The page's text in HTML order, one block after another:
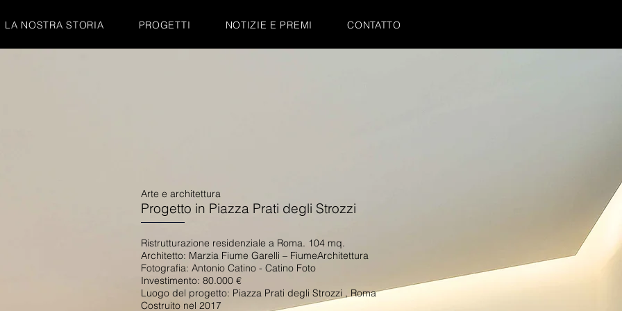
LA NOSTRA STORIA PROGETTI NOTIZIE E PREMI CONTATTO
Arte e architettura
Progetto in Piazza Prati degli Strozzi
Ristrutturazione residenziale a Roma. 104 mq.
Architetto: Marzia Fiume Garelli – FiumeArchitettura
Fotografia: Antonio Catino - Catino Foto
Investimento: 80.000 €
Luogo del progetto: Piazza Prati degli Strozzi , Roma
Costruito nel 2017